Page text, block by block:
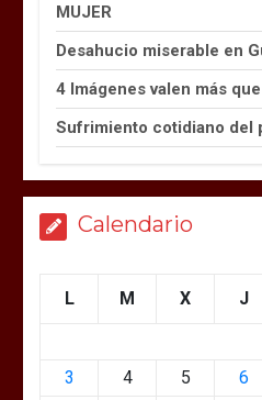
MUJER
Desahucio miserable en
4 Imágenes valen más
Sufrimiento cotidiano del
Calendario
L M X J
3
4 5 6